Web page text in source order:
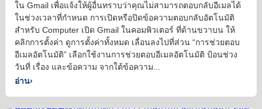
ใน Gmail เพื่อแจ้งให้ผู้อื่นทราบว่าคุณไม่สามารถตอบกลับอีเมลได้
ในช่วงเวลาที่กำหนด การเปิดหรือปิดข้อความตอบกลับอัตโนมัติ
สำหรับ Computer เปิด Gmail ในคอมพิวเตอร์ ที่ด้านขวาบน ให้
คลิกการตั้งค่า ดูการตั้งค่าทั้งหมด เลื่อนลงไปที่ส่วน “การช่วยตอบ
อีเมลอัตโนมัติ” เลือกใช้งานการช่วยตอบอีเมลอัตโนมัติ ป้อนช่วง
วันที่ เรื่อง และข้อความ จากใต้ข้อความ...
อ่าน›